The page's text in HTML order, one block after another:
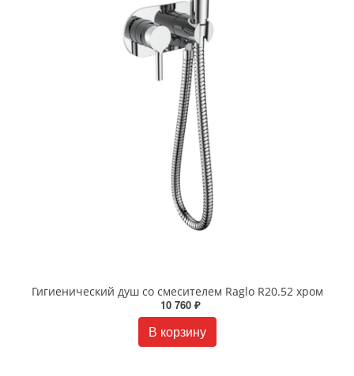
Гигиенический душ со смесителем Raglo R20.52 хром
10 760 ₽
В корзину